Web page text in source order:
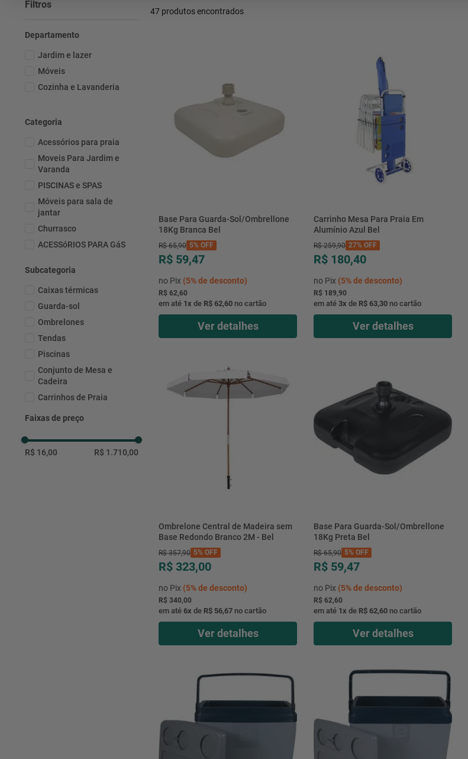
Filtros
Departamento
Jardim e lazer
Móveis
Cozinha e Lavanderia
Categoria
Acessórios para praia
Moveis Para Jardim e
Varanda
PISCINAS e SPAS
Móveis para sala de
jantar
Churrasco
ACESSóRIOS PARA GáS
Subcategoria
Caixas térmicas
Guarda-sol
Ombrelones
Tendas
Piscinas
Conjunto de Mesa e
Cadeira
Carrinhos de Praia
Cadeiras e poltronas
ESPREGUIçADEIRAS
Faixas de preço
R$ 16,00 R$ 1.710,00
47 produtos
Base Para Guarda-Sol/Ombrellone
18Kg Branca Bel
R$ 65,90 5%OFF
R$ 59,47
no Pix (5%de desconto)
R$ 62,60
em até 1x de R$ 62,60no cartão
Ver detalhes
Carrinho Mesa Para Praia Em
Alumínio Azul Bel
R$ 259,90 27%OFF
R$ 180,40
no Pix (5%de desconto)
R$ 189,90
em até 3x de R$ 63,30no cartão
Ver detalhes
Ombrelone Central de Madeira sem
Base Redondo Branco 2M - Bel
R$ 357,90 5%OFF
R$ 323,00
no Pix (5%de desconto)
R$ 340,00
em até 6x de R$ 56,67no cartão
Ver detalhes
Base Para Guarda-Sol/Ombrellone
18Kg Preta Bel
R$ 65,90 5%OFF
R$ 59,47
no Pix (5%de desconto)
R$ 62,60
em até 1x de R$ 62,60no cartão
Ver detalhes